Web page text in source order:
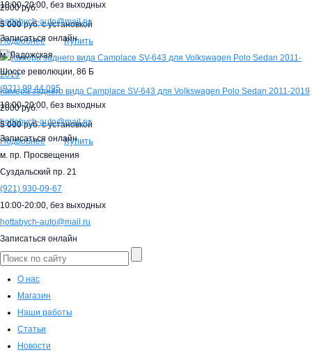
2000 руб.
5 000руб. с установкой
Подробнее
Купить
Камера заднего вида Camplace SV-643 для Volkswagen Polo Sedan 2011-2019
2000 руб.
5 000руб. с установкой
Подробнее
Купить
10:00-20:00, без выходных
hottabych-auto@mail.ru
Записаться онлайн
м. Ладожская
Шоссе революции, 86 Б
(921)99 44 095
10:00-20:00, без выходных
hottabych-auto@mail.ru
Записаться онлайн
м. пр. Просвещения
Суздальский пр. 21
(921) 930-09-67
10:00-20:00, без выходных
hottabych-auto@mail.ru
Записаться онлайн
О нас
Магазин
Наши работы
Статьи
Новости